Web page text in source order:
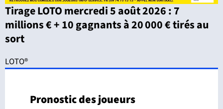
Tirage LOTO mercredi 5 août 2026 : 7
millions € + 10 gagnants à 20 000 € tirés au
sort
LOTO®
Pronostic des joueurs